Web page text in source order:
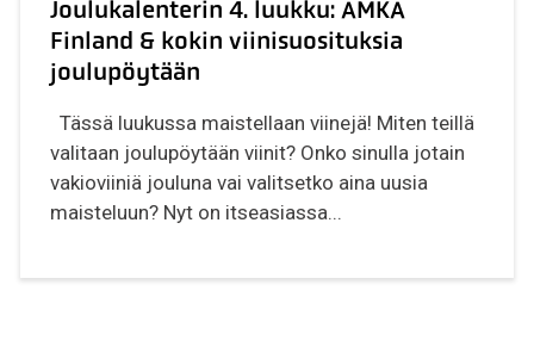
Joulukalenterin 4. luukku: AMKA
Finland & kokin viinisuosituksia
joulupöytään
Tässä luukussa maistellaan viinejä! Miten teillä
valitaan joulupöytään viinit? Onko sinulla jotain
vakioviiniä jouluna vai valitsetko aina uusia
maisteluun? Nyt on itseasiassa...